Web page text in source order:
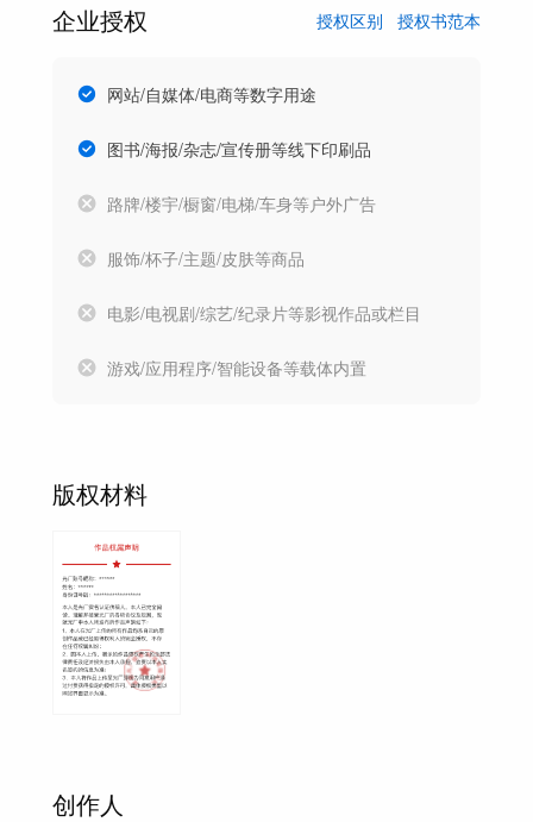
企业授权 授权区别 授权书范本
网站/自媒体/电商等数字用途
图书/海报/杂志/宣传册等线下印刷品
路牌/楼宇/橱窗/电梯/车身等户外广告
服饰/杯子/主题/皮肤等商品
电影/电视剧/综艺/纪录片等影视作品或栏目
游戏/应用程序/智能设备等载体内置
版权材料
创作人